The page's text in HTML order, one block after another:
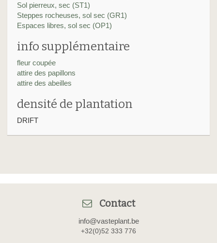
Sol pierreux, sec (ST1)
Steppes rocheuses, sol sec (GR1)
Espaces libres, sol sec (OP1)
info supplémentaire
fleur coupée
attire des papillons
attire des abeilles
densité de plantation
DRIFT
Contact
info@vasteplant.be
+32(0)52 333 776